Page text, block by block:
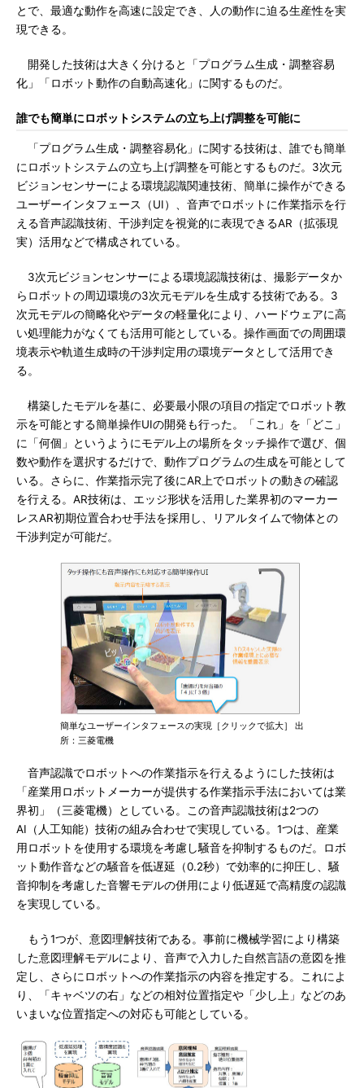
とで、最適な動作を高速に設定でき、人の動作に迫る生産性を実
現できる。
開発した技術は大きく分けると「プログラム生成・調整容易
化」「ロボット動作の自動高速化」に関するものだ。
誰でも簡単にロボットシステムの立ち上げ調整を可能に
「プログラム生成・調整容易化」に関する技術は、誰でも簡単
にロボットシステムの立ち上げ調整を可能とするものだ。3次元
ビジョンセンサーによる環境認識関連技術、簡単に操作ができる
ユーザーインタフェース（UI）、音声でロボットに作業指示を行
える音声認識技術、干渉判定を視覚的に表現できるAR（拡張現
実）活用などで構成されている。
3次元ビジョンセンサーによる環境認識技術は、撮影データか
らロボットの周辺環境の3次元モデルを生成する技術である。3
次元モデルの簡略化やデータの軽量化により、ハードウェアに高
い処理能力がなくても活用可能としている。操作画面での周囲環
境表示や軌道生成時の干渉判定用の環境データとして活用でき
る。
構築したモデルを基に、必要最小限の項目の指定でロボット教
示を可能とする簡単操作UIの開発も行った。「これ」を「どこ」
に「何個」というようにモデル上の場所をタッチ操作で選び、個
数や動作を選択するだけで、動作プログラムの生成を可能として
いる。さらに、作業指示完了後にAR上でロボットの動きの確認
を行える。AR技術は、エッジ形状を活用した業界初のマーカー
レスAR初期位置合わせ手法を採用し、リアルタイムで物体との
干渉判定が可能だ。
簡単なユーザーインタフェースの実現［クリックで拡大］ 出
所：三菱電機
音声認識でロボットへの作業指示を行えるようにした技術は
「産業用ロボットメーカーが提供する作業指示手法においては業
界初」（三菱電機）としている。この音声認識技術は2つの
AI（人工知能）技術の組み合わせで実現している。1つは、産業
用ロボットを使用する環境を考慮し騒音を抑制するものだ。ロボ
ット動作音などの騒音を低遅延（0.2秒）で効率的に抑圧し、騒
音抑制を考慮した音響モデルの併用により低遅延で高精度の認識
を実現している。
もう1つが、意図理解技術である。事前に機械学習により構築
した意図理解モデルにより、音声で入力した自然言語の意図を推
定し、さらにロボットへの作業指示の内容を推定する。これによ
り、「キャベツの右」などの相対位置指定や「少し上」などのあ
いまいな位置指定への対応も可能としている。